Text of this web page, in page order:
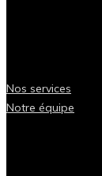
Nos services
Notre équipe